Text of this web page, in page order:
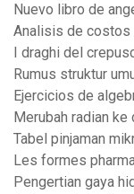
Nuevo libro de
Analisis de
I draghi del
Rumus struktur
Ejercicios de
Merubah radian ke
Tabel pinjaman
Les formes
Pengertian gaya